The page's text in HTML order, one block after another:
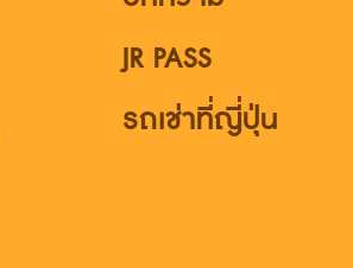
JR PASS
รถเช่าที่ญี่ปุ่น